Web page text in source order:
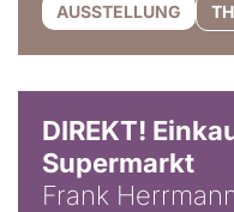
AUSSTELLUNG
DIREKT!
Supermarkt
Frank